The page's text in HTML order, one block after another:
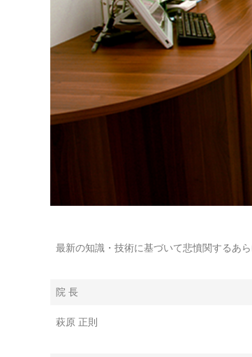
最新の知識・技術に基づいて悲憤関するあ
院 長
萩原 正則